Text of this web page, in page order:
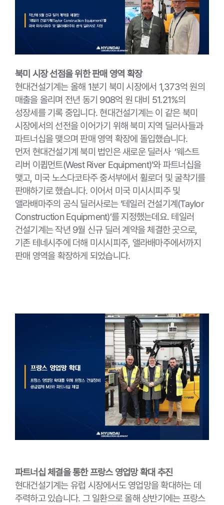
북미 시장 선점을 위한 판매 영역 확장
현대건설기계는 올해 1분기 북미 시장에서 1,373억 원의
매출을 올리며 전년 동기 908억 원 대비 51.21%의
성장세를 기록 중입니다. 현대건설기계는 이 같은 북미
시장에서의 선전을 이어가기 위해 북미 지역 딜러사들과
파트너십을 맺으며 판매 영역 확장에 돌입했습니다.
먼저 현대건설기계 북미 법인은 새로운 딜러사 ‘웨스트
리버 이큅먼트(West River Equipment)’와 파트너십을
맺고, 미국 노스다코타주 중서부에서 휠로더 및 굴착기를
판매하기로 했습니다. 이어서 미국 미시시피주 및
앨라배마주의 공식 딜러사로는 ‘테일러 건설기계(Taylor
Construction Equipment)’를 지정했는데요. 테일러
건설기계는 작년 9월 신규 딜러 계약을 체결한 곳으로,
기존 테네시주에 더해 미시시피주, 앨라배마주에서까지
판매 영역을 확장하게 되었습니다.
파트너십 체결을 통한 프랑스 영업망 확대 추진
현대건설기계는 유럽 시장에서도 영업망을 확대하는 데
주력하고 있습니다. 그 일환으로 올해 상반기에는 프랑스